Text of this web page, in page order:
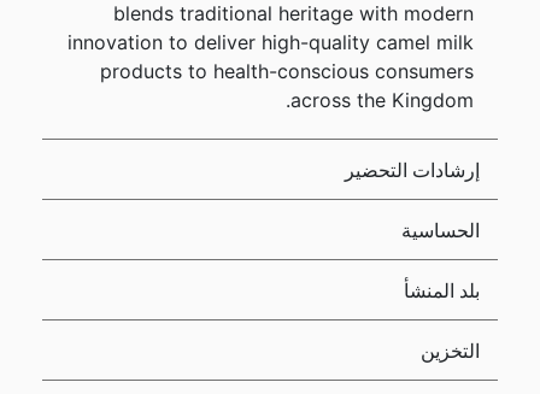
blends traditional heritage with modern
innovation to deliver high-quality camel milk
products to health-conscious consumers
across the Kingdom.
إرشادات التحضير
الحساسية
بلد المنشأ
التخزين